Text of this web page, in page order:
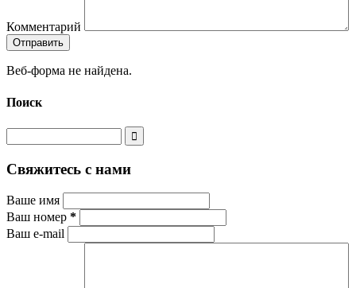
Комментарий
Веб-форма не найдена.
Поиск
Свяжитесь с нами
Ваше имя
Ваш номер *
Ваш e-mail